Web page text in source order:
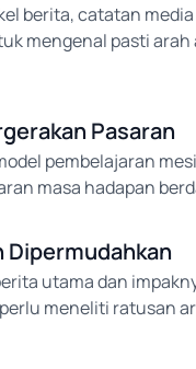
berita, catatan
mengenal pasti
Pasaran
pembelajaran
masa hadapan
Dipermudahkan
utama dan
meneliti ratusan